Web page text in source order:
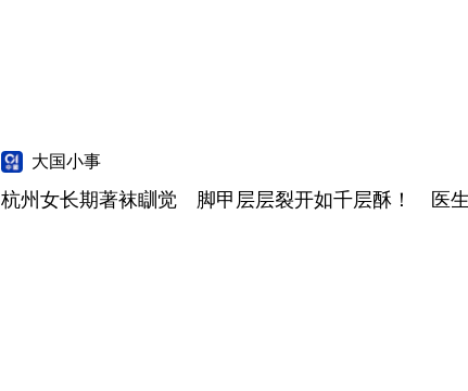
大国小事
杭州女长期著袜瞓觉 脚甲层层裂开如千层酥！ 医